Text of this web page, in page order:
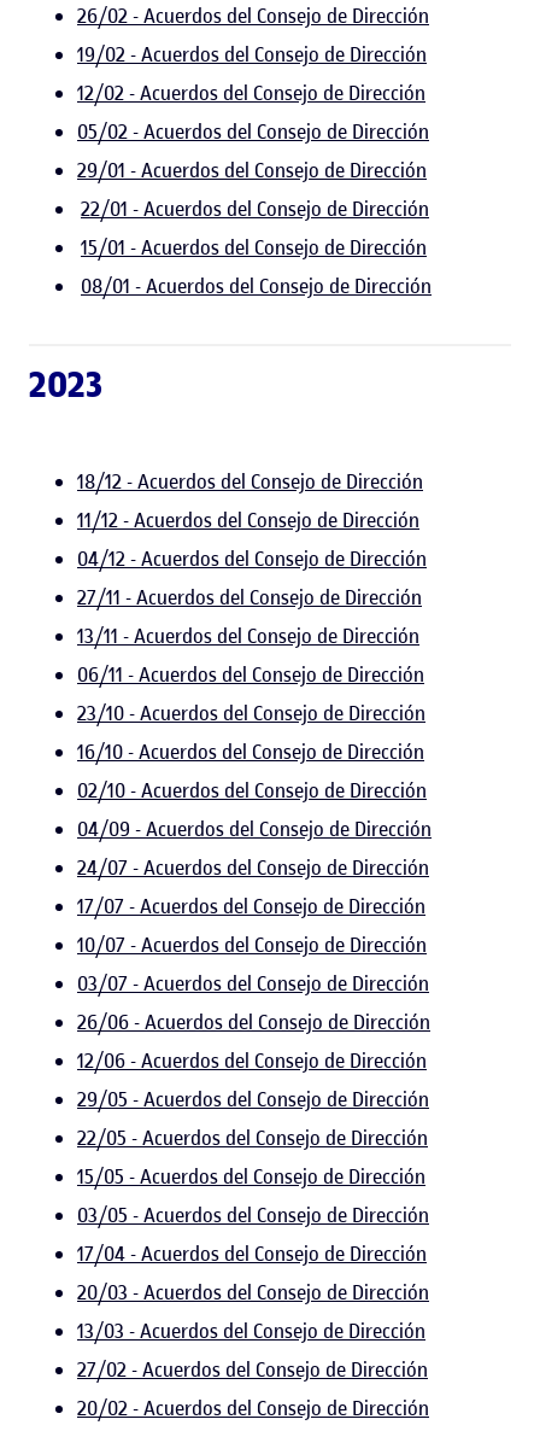
26/02 - Acuerdos del Consejo de Dirección
19/02 - Acuerdos del Consejo de Dirección
12/02 - Acuerdos del Consejo de Dirección
05/02 - Acuerdos del Consejo de Dirección
29/01 - Acuerdos del Consejo de Dirección
22/01 - Acuerdos del Consejo de Dirección
15/01 - Acuerdos del Consejo de Dirección
08/01 - Acuerdos del Consejo de Dirección
2023
18/12 - Acuerdos del Consejo de Dirección
11/12 - Acuerdos del Consejo de Dirección
04/12 - Acuerdos del Consejo de Dirección
27/11 - Acuerdos del Consejo de Dirección
13/11 - Acuerdos del Consejo de Dirección
06/11 - Acuerdos del Consejo de Dirección
23/10 - Acuerdos del Consejo de Dirección
16/10 - Acuerdos del Consejo de Dirección
02/10 - Acuerdos del Consejo de Dirección
04/09 - Acuerdos del Consejo de Dirección
24/07 - Acuerdos del Consejo de Dirección
17/07 - Acuerdos del Consejo de Dirección
10/07 - Acuerdos del Consejo de Dirección
03/07 - Acuerdos del Consejo de Dirección
26/06 - Acuerdos del Consejo de Dirección
12/06 - Acuerdos del Consejo de Dirección
29/05 - Acuerdos del Consejo de Dirección
22/05 - Acuerdos del Consejo de Dirección
15/05 - Acuerdos del Consejo de Dirección
03/05 - Acuerdos del Consejo de Dirección
17/04 - Acuerdos del Consejo de Dirección
20/03 - Acuerdos del Consejo de Dirección
13/03 - Acuerdos del Consejo de Dirección
27/02 - Acuerdos del Consejo de Dirección
20/02 - Acuerdos del Consejo de Dirección